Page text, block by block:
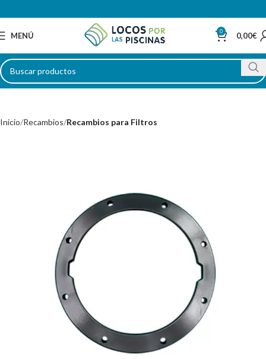
MENÚ 0 0,00€
Inicio Recambios Recambios para Filtros